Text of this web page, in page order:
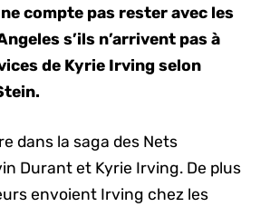
compte pas rester avec les
s’ils n’arrivent pas à
de Kyrie Irving selon
dans la saga des Nets
Durant et Kyrie Irving. De plus
envoient Irving chez les